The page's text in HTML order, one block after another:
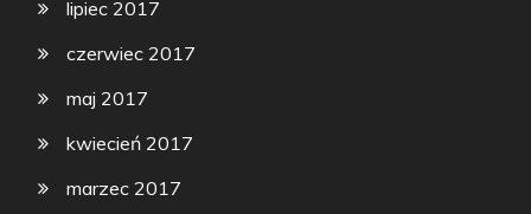
lipiec 2017
czerwiec 2017
maj 2017
kwiecień 2017
marzec 2017